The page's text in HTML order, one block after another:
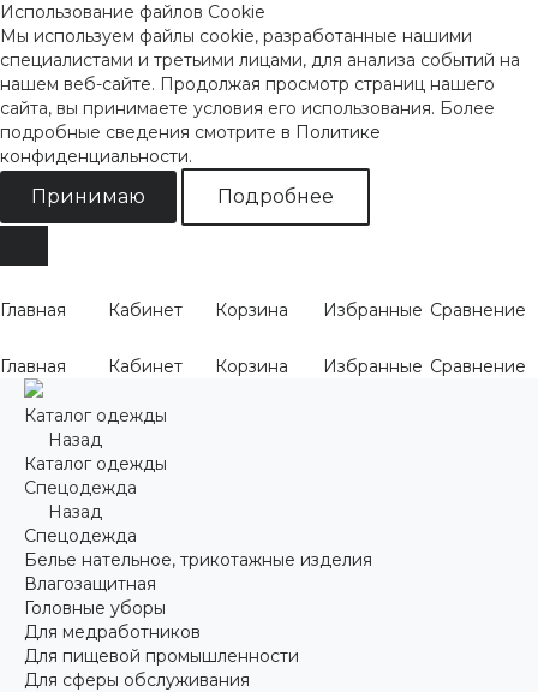
Использование файлов Cookie
Мы используем файлы cookie, разработанные нашими
специалистами и третьими лицами, для анализа событий на
нашем веб-сайте. Продолжая просмотр страниц нашего
сайта, вы принимаете условия его использования. Более
подробные сведения смотрите в Политике
конфиденциальности.
Принимаю Подробнее
Главная Кабинет Корзина Избранные Сравнение
Главная Кабинет Корзина Избранные Сравнение
Каталог одежды
Назад
Каталог одежды
Спецодежда
Назад
Спецодежда
Белье нательное, трикотажные изделия
Влагозащитная
Головные уборы
Для медработников
Для пищевой промышленности
Для сферы обслуживания